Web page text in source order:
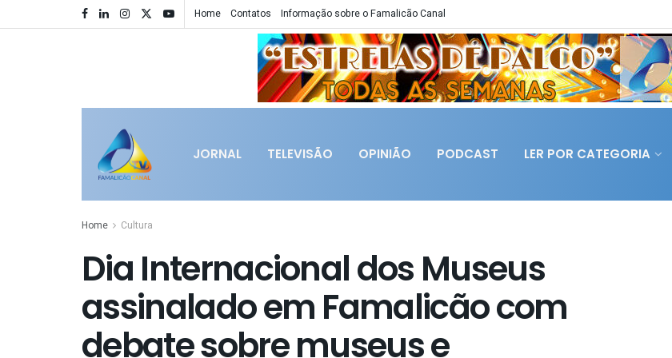
Home Contatos Informação sobre o Famalicão Canal
JORNAL TELEVISÃO OPINIÃO PODCAST LER POR CATEGORIA
Home Cultura
Dia Internacional dos Museus
assinalado em Famalicão com
debate sobre museus e